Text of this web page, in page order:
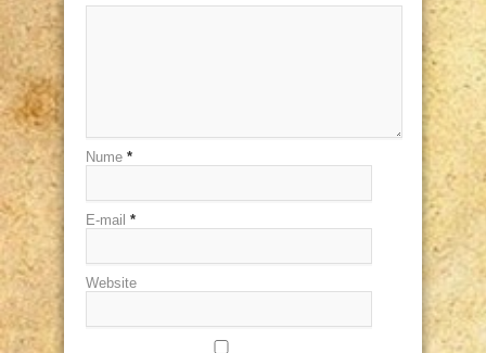
Nume *
E-mail *
Website